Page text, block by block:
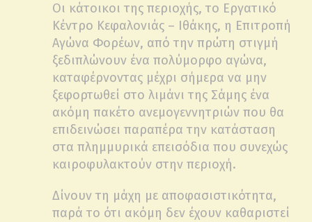
Οι κάτοικοι της περιοχής, το Εργατικό
Κέντρο Κεφαλονιάς – Ιθάκης, η Επιτροπή
Αγώνα Φορέων, από την πρώτη στιγμή
ξεδιπλώνουν ένα πολύμορφο αγώνα,
καταφέρνοντας μέχρι σήμερα να μην
ξεφορτωθεί στο λιμάνι της Σάμης ένα
ακόμη πακέτο ανεμογεννητριών που θα
επιδεινώσει παραπέρα την κατάσταση
στα πλημμυρικά επεισόδια που συνεχώς
καιροφυλακτούν στην περιοχή.
Δίνουν τη μάχη με αποφασιστικότητα,
παρά το ότι ακόμη δεν έχουν καθαριστεί